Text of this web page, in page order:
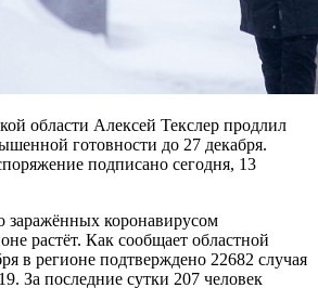
области Алексей Текслер продлил
готовности до 27 декабря.
подписано сегодня, 13
коронавирусом
растёт. Как сообщает областной
в регионе подтверждено 22682 случая
За последние сутки 207 человек